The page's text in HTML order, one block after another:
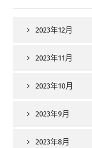
2023年12月
2023年11月
2023年10月
2023年9月
2023年8月